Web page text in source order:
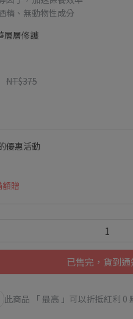
精、無動物性成分
層層修護
NT$375
優惠活動
贈
已售完，貨到通
此商品 「 最高 」可以折抵紅利 0